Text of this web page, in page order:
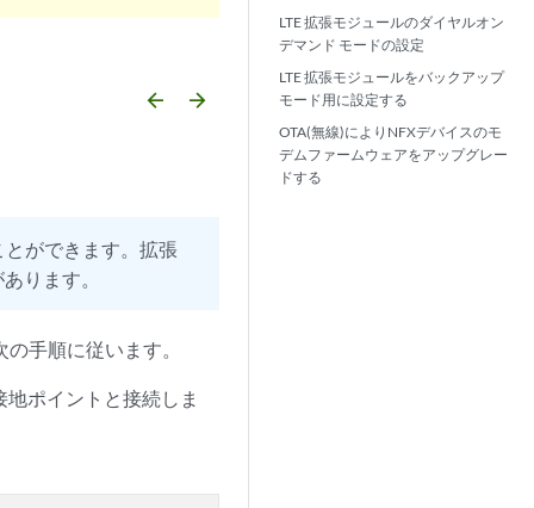
LTE 拡張モジュールのダイヤルオン
デマンド モードの設定
LTE 拡張モジュールをバックアップ
モード用に設定する
OTA(無線)によりNFXデバイスのモ
デムファームウェアをアップグレー
ドする
arrow_backward arrow_forward
ができます。拡張
ります。
手順に従います。
ポイントと接続しま